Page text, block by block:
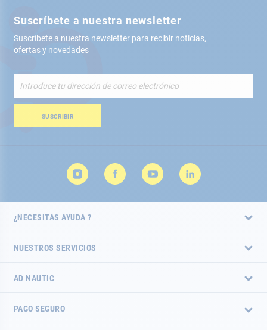
Suscríbete a nuestra newsletter
Suscríbete a nuestra newsletter para recibir noticias,
ofertas y novedades
nuestro
de
SUSCRIBIR
¿NECESITAS AYUDA ?
NUESTROS SERVICIOS
AD NAUTIC
PAGO SEGURO